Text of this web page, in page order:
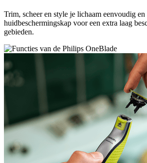
Trim, scheer en style je lichaam eenvoudig
huidbeschermingskap voor een extra laag
gebieden.